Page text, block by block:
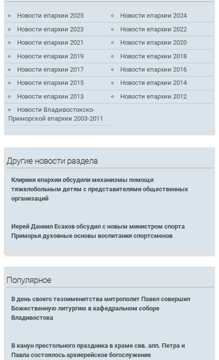
Новости епархии 2025
Новости епархии 2024
Новости епархии 2023
Новости епархии 2022
Новости епархии 2021
Новости епархии 2020
Новости епархии 2019
Новости епархии 2018
Новости епархии 2017
Новости епархии 2016
Новости епархии 2015
Новости епархии 2014
Новости епархии 2013
Новости епархии 2012
Новости Владивостокско-
Приморской епархии 2003-2011
Другие новости раздела
Клирики епархии обсудили механизмы помощи
тяжелобольным детям с представителями общественных
организаций
Иерей Даниил Есаков обсудил с новым министром спорта
Приморья духовные основы воспитания спортсменов
Популярное
В день своего тезоименитства митрополит Павел совершил
Божественную литургию в кафедральном соборе
Владивостока
В канун престольного праздника в храме свв. апп. Петра и
Павла состоялось архиерейское богослужение